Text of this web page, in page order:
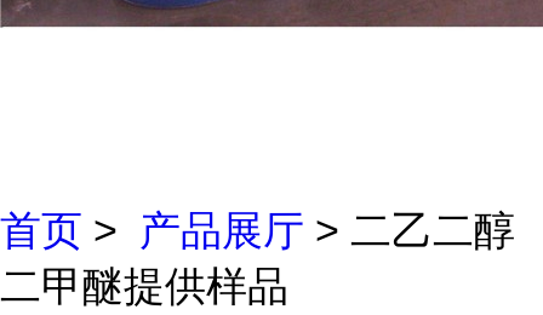
首页 > 产品展厅 > 二乙二醇
二甲醚提供样品